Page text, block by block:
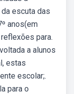
escuta das
anos(em
para.
a alunos
estas
escolar;.
para o